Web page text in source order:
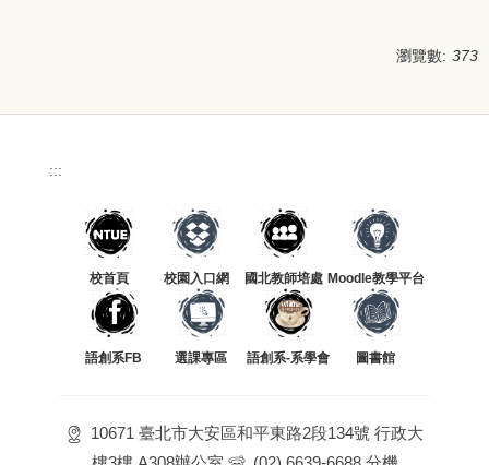
瀏覽數: 373
:::
校首頁 校園入口網 國北教師培處 Moodle教學平台
語創系FB 選課專區 語創系-系學會 圖書館
10671 臺北市大安區和平東路2段134號 行政大